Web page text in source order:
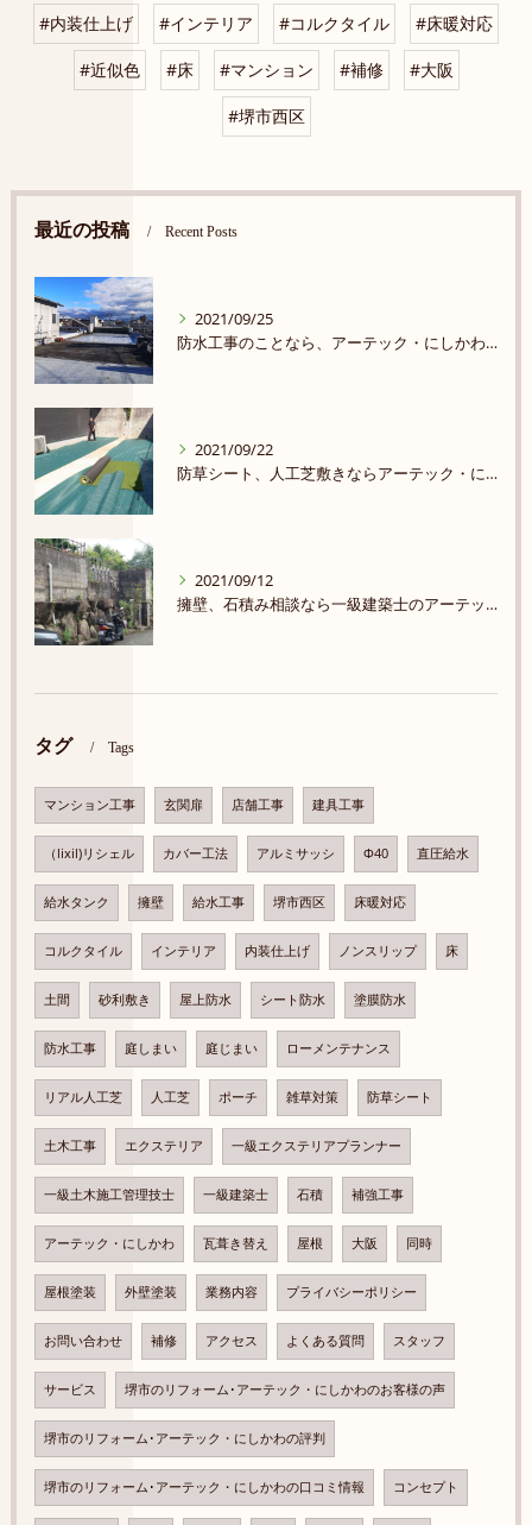
#内装仕上げ #インテリア #コルクタイル #床暖対応
#近似色 #床 #マンション #補修 #大阪
#堺市西区
最近の投稿 Recent Posts
2021/09/25
防水工事のことなら、アーテック・にしかわ まで★★★★★
2021/09/22
防草シート、人工芝敷きならアーテック・にしかわ！★★★★★
2021/09/12
擁壁、石積み相談なら一級建築士のアーテック・にしかわまで★★★★★
タグ Tags
マンション工事 玄関扉 店舗工事 建具工事
（lixil)リシェル カバー工法 アルミサッシ Φ40 直圧給水
給水タンク 擁壁 給水工事 堺市西区 床暖対応
コルクタイル インテリア 内装仕上げ ノンスリップ 床
土間 砂利敷き 屋上防水 シート防水 塗膜防水
防水工事 庭しまい 庭じまい ローメンテナンス
リアル人工芝 人工芝 ポーチ 雑草対策 防草シート
土木工事 エクステリア 一級エクステリアプランナー
一級土木施工管理技士 一級建築士 石積 補強工事
アーテック・にしかわ 瓦葺き替え 屋根 大阪 同時
屋根塗装 外壁塗装 業務内容 プライバシーポリシー
お問い合わせ 補修 アクセス よくある質問 スタッフ
サービス 堺市のリフォーム･アーテック・にしかわのお客様の声
堺市のリフォーム･アーテック・にしかわの評判
堺市のリフォーム･アーテック・にしかわの口コミ情報 コンセプト